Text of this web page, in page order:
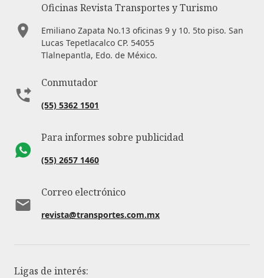
Oficinas Revista Transportes y Turismo
Emiliano Zapata No.13 oficinas 9 y 10. 5to piso. San
Lucas Tepetlacalco CP. 54055
Tlalnepantla, Edo. de México.
Conmutador
(55) 5362 1501
Para informes sobre publicidad
(55) 2657 1460
Correo electrónico
revista@transportes.com.mx
Ligas de interés: